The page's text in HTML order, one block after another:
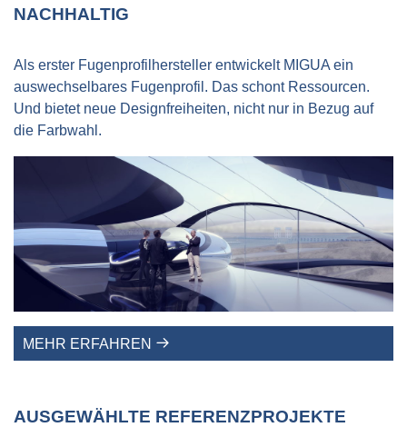
NACHHALTIG
Als erster Fugenprofilhersteller entwickelt MIGUA ein
auswechselbares Fugenprofil. Das schont Ressourcen.
Und bietet neue Designfreiheiten, nicht nur in Bezug auf
die Farbwahl.
MEHR ERFAHREN
AUSGEWÄHLTE REFERENZPROJEKTE